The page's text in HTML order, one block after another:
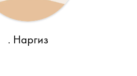
. Наргиз